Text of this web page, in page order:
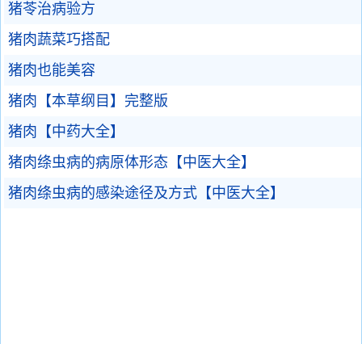
猪苓治病验方
猪肉蔬菜巧搭配
猪肉也能美容
猪肉【本草纲目】完整版
猪肉【中药大全】
猪肉绦虫病的病原体形态【中医大全】
猪肉绦虫病的感染途径及方式【中医大全】